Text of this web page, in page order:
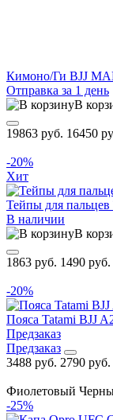
Кимоно/Ги BJJ
Отправка за 1 день
В
19863 руб. 16450
-20%
Хит
Тейпы для пальцев
В наличии
В
1863 руб. 1490 руб.
-20%
Пояса Tatami BJJ
Предзаказ
Предзаказ
3488 руб. 2790 руб.
Фиолетовый
-25%